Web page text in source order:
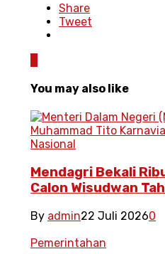
Share
Tweet
You may also like
Nasional
Mendagri Bekali
Calon Wisudwan
By admin22 Juli 20260
Pemerintahan